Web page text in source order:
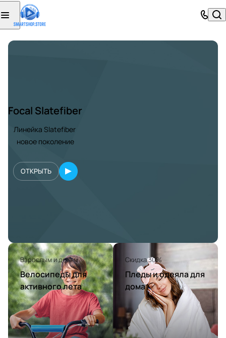
Focal Slatefiber
Линейка Slatefiber
новое поколение
ОТКРЫТЬ
Взрослым и детям
Велосипеды для
активного лета
Скидка 30%
Пледы и одеяла для
дома